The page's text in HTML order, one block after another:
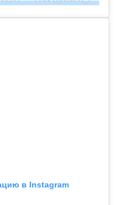
в Instagram